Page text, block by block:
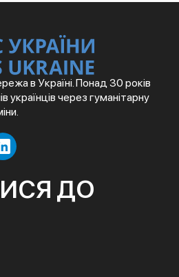
в Україні. Понад 30 років
українців через гуманітарну
ДО